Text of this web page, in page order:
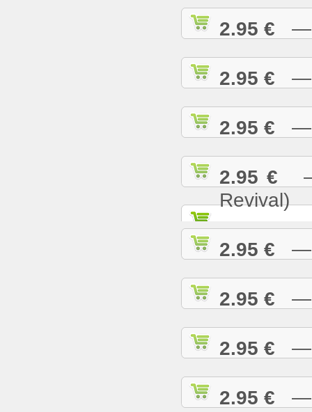
2.95 € —
2.95 € —
2.95 € —
2.95 € —
Revival)
2.95 € —
2.95 € —
2.95 € —
2.95 € —